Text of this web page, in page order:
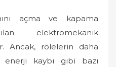
açma ve kapama
elektromekanik
Ancak, rölelerin daha
kaybı gibi bazı